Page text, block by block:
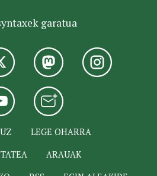
garatua
LEGE OHARRA
ARAUAK